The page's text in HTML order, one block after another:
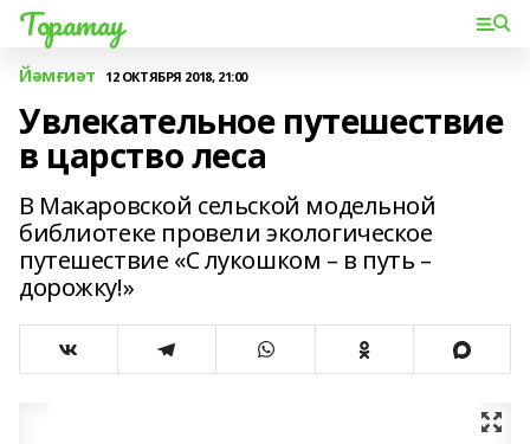
Торатау
Йәмғиәт 12 ОКТЯБРЯ 2018, 21:00
Увлекательное путешествие
в царство леса
В Макаровской сельской модельной
библиотеке провели экологическое
путешествие «С лукошком – в путь –
дорожку!»